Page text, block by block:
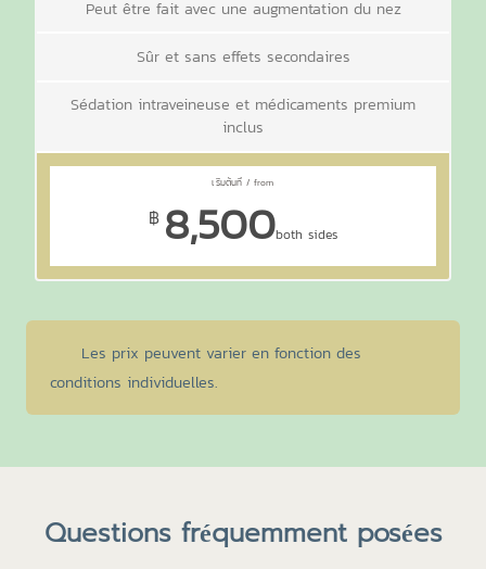
Peut être fait avec une augmentation du nez
Sûr et sans effets secondaires
Sédation intraveineuse et médicaments premium
inclus
฿ 8,500both sides
Les prix peuvent varier en fonction des
conditions individuelles.
Questions fréquemment posées